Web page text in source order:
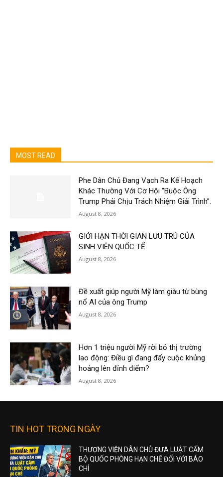
MOST READ
Phe Dân Chủ Đang Vạch Ra Kế Hoạch
Khác Thường Với Cơ Hội “Buộc Ông
Trump Phải Chịu Trách Nhiệm Giải Trình”.
August 8, 2026
GIỚI HẠN THỜI GIAN LƯU TRÚ CỦA
SINH VIÊN QUỐC TẾ
August 8, 2026
Đề xuất giúp người Mỹ làm giàu từ bùng
nổ AI của ông Trump
August 8, 2026
Hơn 1 triệu người Mỹ rời bỏ thị trường
lao động: Điều gì đang đẩy cuộc khủng
hoảng lên đỉnh điểm?
August 8, 2026
TIN HOT TRONG NGÀY
THƯỢNG VIỆN DÂN CHỦ ĐƯA LUẬT CẤM
BỘ QUỐC PHÒNG HẠN CHẾ ĐỐI VỚI BÁO
CHÍ